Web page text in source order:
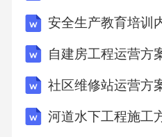
安全生产教育培训
自建房工程运营方
社区维修站运营方
河道水下工程施工